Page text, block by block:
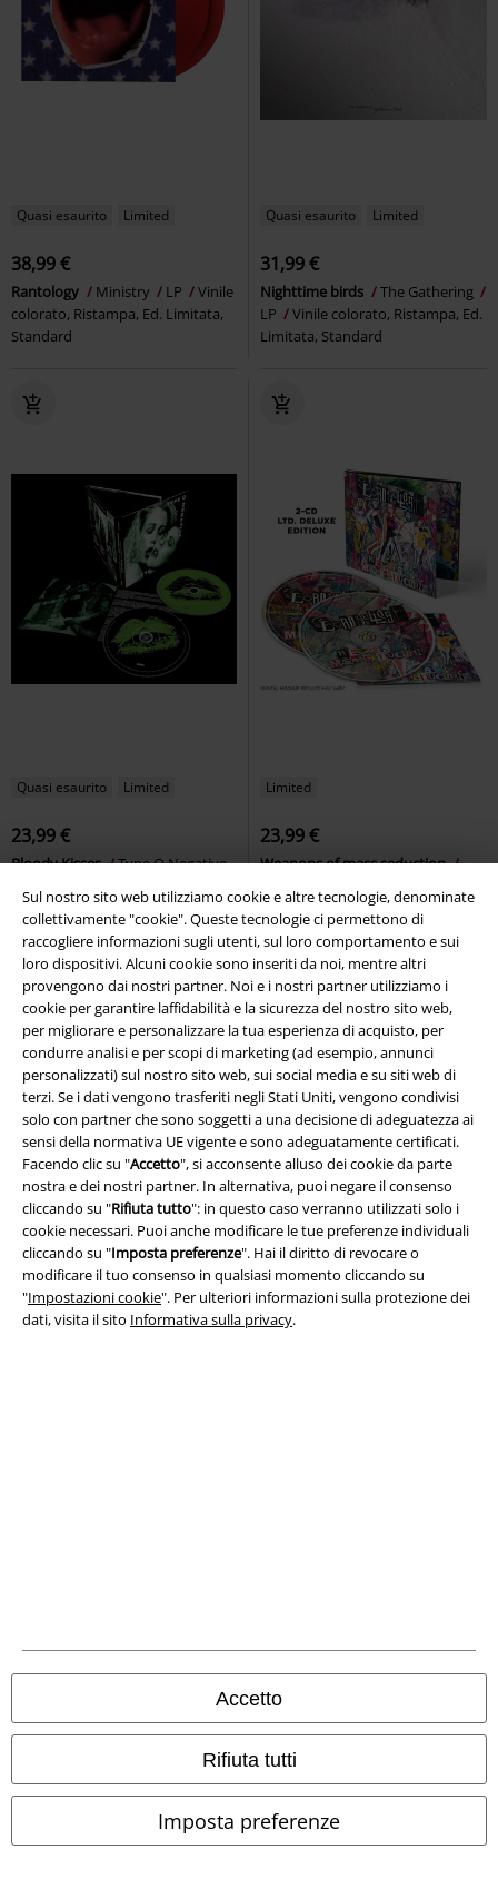
Sul nostro sito web utilizziamo cookie e altre tecnologie, denominate
collettivamente "cookie". Queste tecnologie ci permettono di
raccogliere informazioni sugli utenti, sul loro comportamento e sui
loro dispositivi. Alcuni cookie sono inseriti da noi, mentre altri
provengono dai nostri partner. Noi e i nostri partner utilizziamo i
cookie per garantire laffidabilità e la sicurezza del nostro sito web,
per migliorare e personalizzare la tua esperienza di acquisto, per
condurre analisi e per scopi di marketing (ad esempio, annunci
personalizzati) sul nostro sito web, sui social media e su siti web di
terzi. Se i dati vengono trasferiti negli Stati Uniti, vengono condivisi
solo con partner che sono soggetti a una decisione di adeguatezza ai
sensi della normativa UE vigente e sono adeguatamente certificati.
Facendo clic su "Accetto", si acconsente alluso dei cookie da parte
nostra e dei nostri partner. In alternativa, puoi negare il consenso
cliccando su "Rifiuta tutto": in questo caso verranno utilizzati solo i
cookie necessari. Puoi anche modificare le tue preferenze individuali
cliccando su "Imposta preferenze". Hai il diritto di revocare o
modificare il tuo consenso in qualsiasi momento cliccando su
"Impostazioni cookie". Per ulteriori informazioni sulla protezione dei
dati, visita il sito Informativa sulla privacy.
Accetto
Rifiuta tutti
Imposta preferenze
Quasi esaurito Limited
38,99 €
Rantology Ministry LP
Vinile
colorato, Ristampa, Ed. Limitata,
Standard
Quasi esaurito Limited
31,99 €
Nighttime birds
The Gathering
LP
Vinile colorato, Ristampa, Ed.
Limitata, Standard
Quasi esaurito Limited
23,99 €
Bloody Kisses
Type O Negative
Limitata
Limited
23,99 €
Weapons of mass seduction
Limitata, Custodia digitale